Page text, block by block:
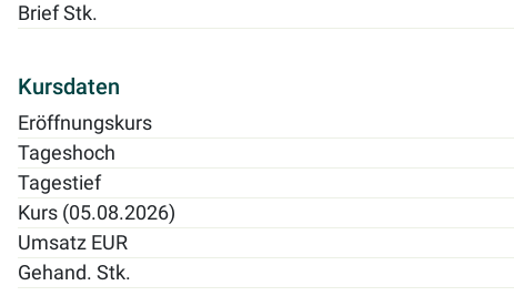
Brief Stk.
Kursdaten
Eröffnungskurs
Tageshoch
Tagestief
Kurs (05.08.2026)
Umsatz EUR
Gehand. Stk.